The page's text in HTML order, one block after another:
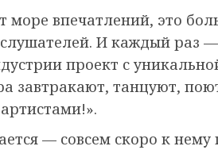
море впечатлений, это
И каждый раз
проект с
завтракают, танцуют,
— совсем скоро к нему